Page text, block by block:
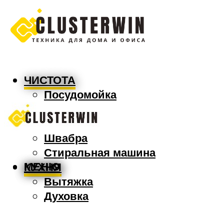
ЧИСТОТА
Посудомойка
Пылесос
Утюг
Швабра
Стиральная машина
КУХНЯ
Вытяжка
Духовка
МЕНЮ